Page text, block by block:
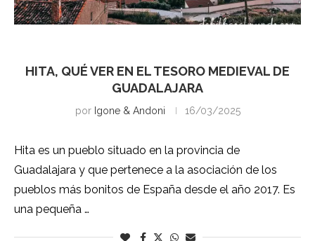
HITA, QUÉ VER EN EL TESORO MEDIEVAL DE
GUADALAJARA
por Igone & Andoni 16/03/2025
Hita es un pueblo situado en la provincia de
Guadalajara y que pertenece a la asociación de los
pueblos más bonitos de España desde el año 2017. Es
una pequeña …